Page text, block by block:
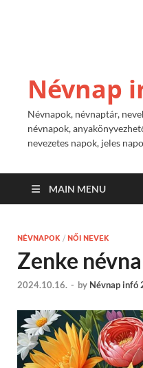
Névnap
Névnapok, névnaptár,
névnapok,
nevezetes napok, jeles
MAIN MENU
NÉVNAPOK / NŐI NEVEK
Zenke
2024.10.16. - by Névnap infó